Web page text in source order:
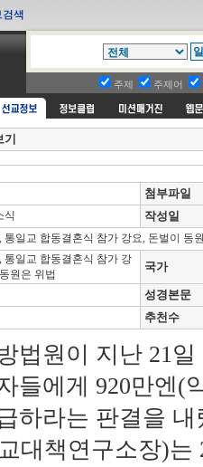
주제 주제어
첨부파일
식
작성일
통일교 합동결혼식 참가 강요, 돈벌이 동
통일교 합동결혼식 참가 강
원은 위법
국가
성경본문
추천수
법원이 지난 21
들에게 920만엔(
하라는 판결을
대책연구소장)는